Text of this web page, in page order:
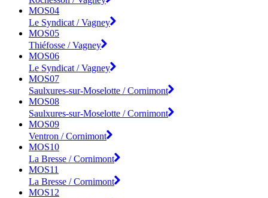
MOS04
Le Syndicat / Vagney
MOS05
Thiéfosse / Vagney
MOS06
Le Syndicat / Vagney
MOS07
Saulxures-sur-Moselotte / Cornimont
MOS08
Saulxures-sur-Moselotte / Cornimont
MOS09
Ventron / Cornimont
MOS10
La Bresse / Cornimont
MOS11
La Bresse / Cornimont
MOS12